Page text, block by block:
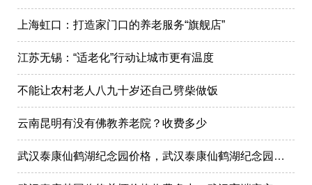
上海虹口：打造家门口的养老服务“旗舰店”
江苏无锡：“适老化”行动让城市更有温度
不能让农村老人八九十岁还自己劈柴做饭
云南昆明有没有佛教养老院？收费多少
武汉泰康仙鹤湖纪念园价格，武汉泰康仙鹤湖纪念园墓地购买